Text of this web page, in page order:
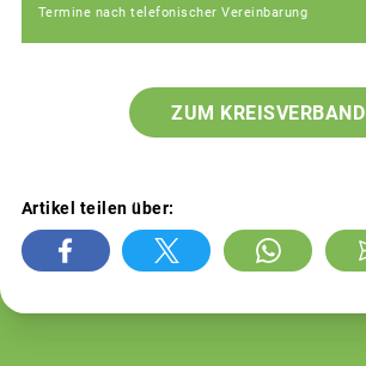
Termine nach telefonischer Vereinbarung
ZUM KREISVERBAND
Artikel teilen über: